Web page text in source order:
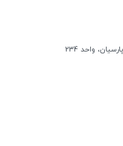
واحد 234